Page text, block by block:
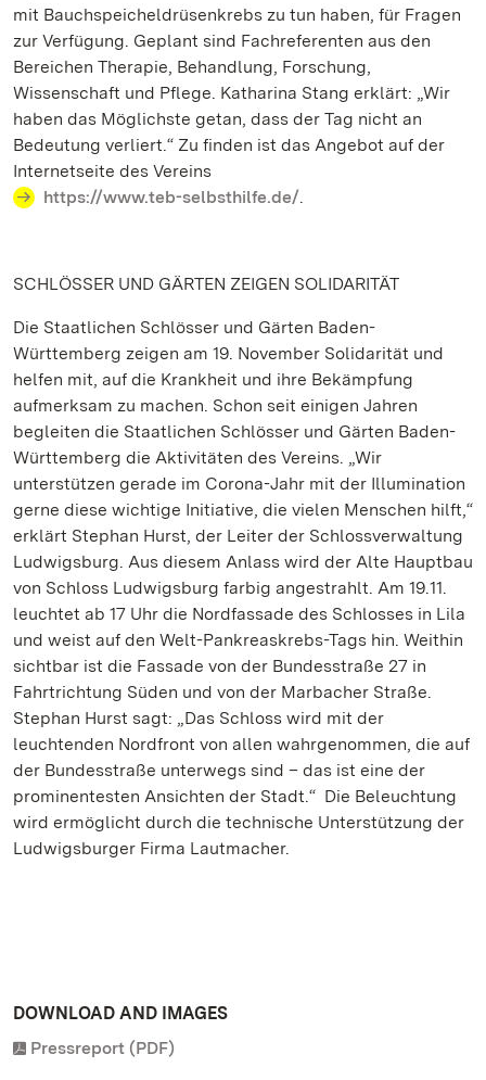
mit Bauchspeicheldrüsenkrebs zu tun haben, für Fragen
zur Verfügung. Geplant sind Fachreferenten aus den
Bereichen Therapie, Behandlung, Forschung,
Wissenschaft und Pflege. Katharina Stang erklärt: „Wir
haben das Möglichste getan, dass der Tag nicht an
Bedeutung verliert.“ Zu finden ist das Angebot auf der
Internetseite des Vereins
https://www.teb-selbsthilfe.de/.
SCHLÖSSER UND GÄRTEN ZEIGEN SOLIDARITÄT
Die Staatlichen Schlösser und Gärten Baden-
Württemberg zeigen am 19. November Solidarität und
helfen mit, auf die Krankheit und ihre Bekämpfung
aufmerksam zu machen. Schon seit einigen Jahren
begleiten die Staatlichen Schlösser und Gärten Baden-
Württemberg die Aktivitäten des Vereins. „Wir
unterstützen gerade im Corona-Jahr mit der Illumination
gerne diese wichtige Initiative, die vielen Menschen hilft,“
erklärt Stephan Hurst, der Leiter der Schlossverwaltung
Ludwigsburg. Aus diesem Anlass wird der Alte Hauptbau
von Schloss Ludwigsburg farbig angestrahlt. Am 19.11.
leuchtet ab 17 Uhr die Nordfassade des Schlosses in Lila
und weist auf den Welt-Pankreaskrebs-Tags hin. Weithin
sichtbar ist die Fassade von der Bundesstraße 27 in
Fahrtrichtung Süden und von der Marbacher Straße.
Stephan Hurst sagt: „Das Schloss wird mit der
leuchtenden Nordfront von allen wahrgenommen, die auf
der Bundesstraße unterwegs sind – das ist eine der
prominentesten Ansichten der Stadt.“ Die Beleuchtung
wird ermöglicht durch die technische Unterstützung der
Ludwigsburger Firma Lautmacher.
DOWNLOAD AND IMAGES
Pressreport (PDF)